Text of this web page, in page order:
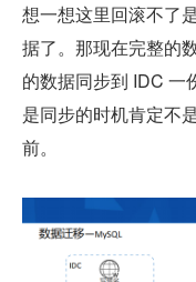
想一想这里回滚不了
据了。那现在完整的
的数据同步到 IDC 一
是同步的时机肯定不
前。